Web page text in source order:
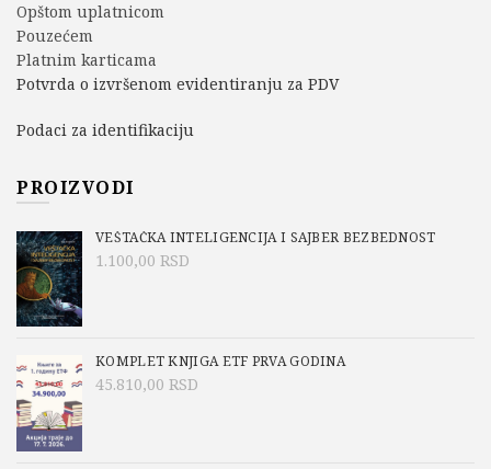
Opštom uplatnicom
Pouzećem
Platnim karticama
Potvrda o izvršenom evidentiranju za PDV
Podaci za identifikaciju
PROIZVODI
VEŠTAČKA INTELIGENCIJA I SAJBER BEZBEDNOST
1.100,00 RSD
KOMPLET KNJIGA ETF PRVA GODINA
45.810,00 RSD